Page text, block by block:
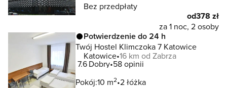
Bez przedpłaty
od378 zł
za 1 noc, 2 osoby
Potwierdzenie do 24 h
Twój Hostel Klimczoka 7 Katowice
Katowice 16 km od Zabrza
7.6 Dobry 58 opinii
Pokój:10 m2 2 łóżka